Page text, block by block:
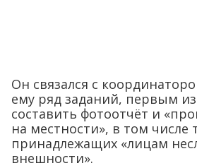
Он связался с
ему ряд заданий, первым
составить фотоотчёт и
на местности», в том числе
принадлежащих «лицам
внешности».